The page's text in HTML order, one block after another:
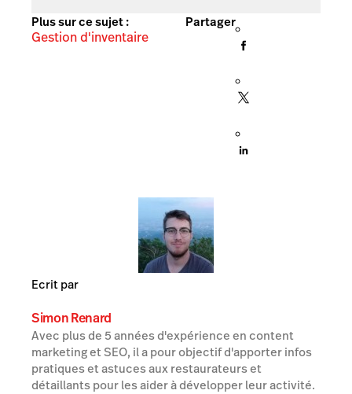
Plus sur ce sujet :
Gestion d'inventaire
Partager
Ecrit par
Simon Renard
Avec plus de 5 années d'expérience en content
marketing et SEO, il a pour objectif d'apporter infos
pratiques et astuces aux restaurateurs et
détaillants pour les aider à développer leur activité.